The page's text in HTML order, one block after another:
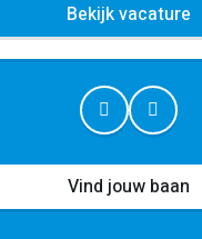
Bekijk vacature
Vind jouw baan